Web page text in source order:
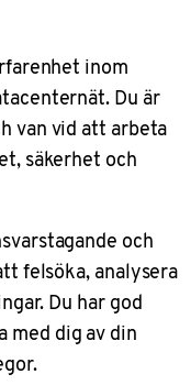
inom
Du är
van vid att arbeta
säkerhet och
och
felsöka, analysera
Du har god
med dig av din